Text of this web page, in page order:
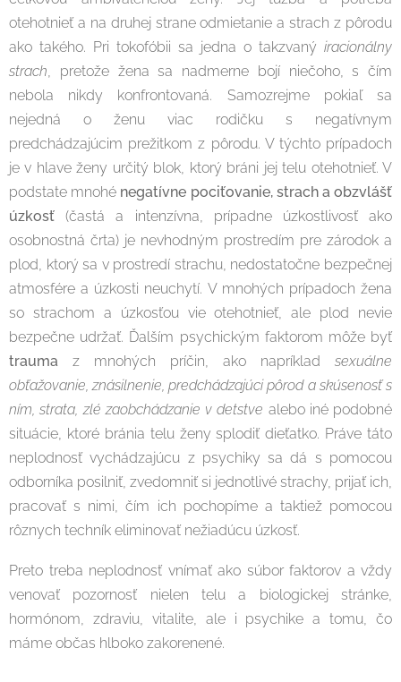
otehotnieť a na druhej strane odmietanie a strach z pôrodu
ako takého. Pri tokofóbii sa jedna o takzvaný iracionálny
strach , pretože žena sa nadmerne bojí niečoho, s čím
nebola nikdy konfrontovaná. Samozrejme pokiaľ sa
nejedná o ženu viac rodičku s negatívnym
predchádzajúcim prežitkom z pôrodu. V týchto prípadoch
je v hlave ženy určitý blok, ktorý bráni jej telu otehotnieť. V
podstate mnohé negatívne pociťovanie, strach a obzvlášť
úzkosť (častá a intenzívna, prípadne úzkostlivosť ako
osobnostná črta) je nevhodným prostredím pre zárodok a
plod, ktorý sa v prostredí strachu, nedostatočne bezpečnej
atmosfére a úzkosti neuchytí. V mnohých prípadoch žena
so strachom a úzkosťou vie otehotnieť, ale plod nevie
bezpečne udržať. Ďalším psychickým faktorom môže byť
trauma z mnohých príčin, ako napríklad sexuálne
obťažovanie, znásilnenie, predchádzajúci pôrod a skúsenosť s
ním, strata, zlé zaobchádzanie v detstve alebo iné podobné
situácie, ktoré bránia telu ženy splodiť dieťatko. Práve táto
neplodnosť vychádzajúcu z psychiky sa dá s pomocou
odborníka posilniť, zvedomniť si jednotlivé strachy, prijať ich,
pracovať s nimi, čím ich pochopíme a taktiež pomocou
rôznych techník eliminovať nežiadúcu úzkosť.
Preto treba neplodnosť vnímať ako súbor faktorov a vždy
venovať pozornosť nielen telu a biologickej stránke,
hormónom, zdraviu, vitalite, ale i psychike a tomu, čo
máme občas hlboko zakorenené.